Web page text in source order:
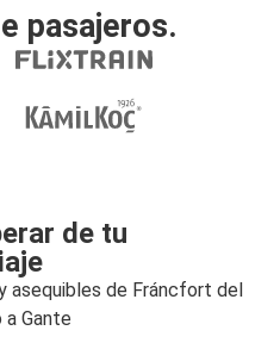
pasajeros.
de tu
asequibles de Fráncfort del
a Gante